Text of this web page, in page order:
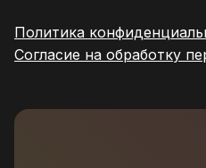
Политика
Согласие на обработку